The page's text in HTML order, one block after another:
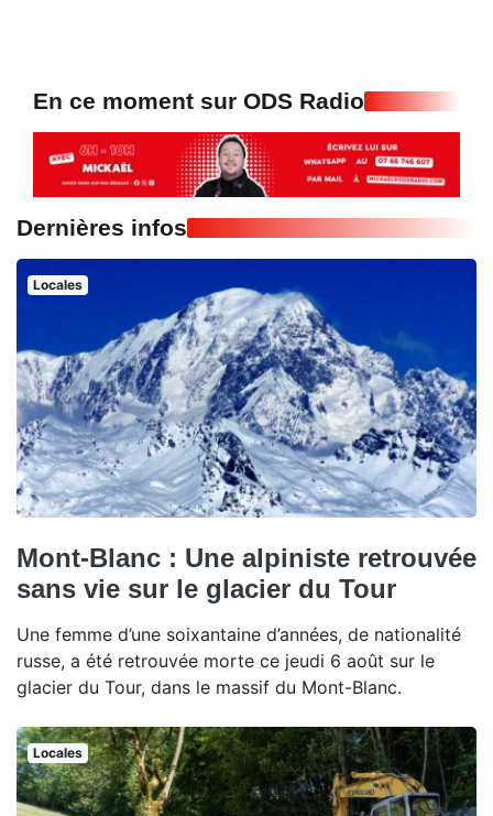
En ce moment sur ODS Radio
Dernières infos
Locales
Mont-Blanc : Une alpiniste retrouvée
sans vie sur le glacier du Tour
Une femme d’une soixantaine d’années, de nationalité
russe, a été retrouvée morte ce jeudi 6 août sur le
glacier du Tour, dans le massif du Mont-Blanc.
Locales